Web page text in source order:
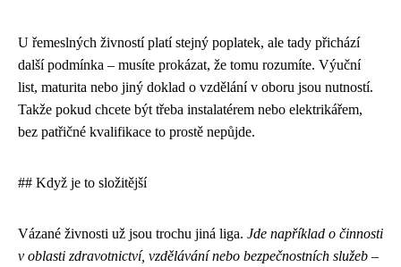
U řemeslných živností platí stejný poplatek, ale tady přichází
další podmínka – musíte prokázat, že tomu rozumíte. Výuční
list, maturita nebo jiný doklad o vzdělání v oboru jsou nutností.
Takže pokud chcete být třeba instalatérem nebo elektrikářem,
bez patřičné kvalifikace to prostě nepůjde.
## Když je to složitější
Vázané živnosti už jsou trochu jiná liga. Jde například o činnosti
v oblasti zdravotnictví, vzdělávání nebo bezpečnostních služeb –